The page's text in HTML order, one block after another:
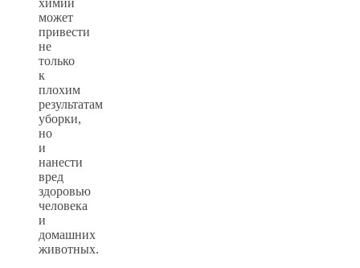
может
привести
не
только
к
плохим
результатам
уборки,
но
и
нанести
вред
здоровью
человека
и
домашних
животных.